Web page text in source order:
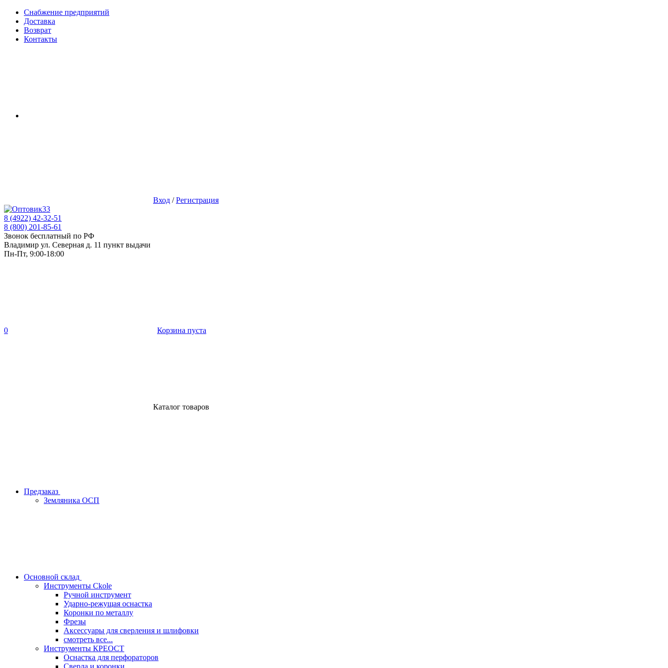
Снабжение предприятий
Доставка
Возврат
Контакты
Вход /Регистрация
8 (4922) 42-32-51
8 (800) 201-85-61
Звонок бесплатный по РФ
Владимир ул. Северная д. 11 пункт выдачи
Пн-Пт, 9:00-18:00
0 Корзина пуста
Каталог товаров
Предзаказ
Земляника ОСП
Основной склад
Инструменты Ckole
Ручной инструмент
Ударно‑режущая оснастка
Коронки по металлу
Фрезы
Аксессуары для сверления и шлифовки
смотреть все...
Инструменты КРЕОСТ
Оснастка для перфораторов
Сверла и коронки